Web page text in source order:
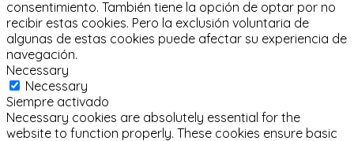
consentimiento. También tiene la opción de optar por no
recibir estas cookies. Pero la exclusión voluntaria de
algunas de estas cookies puede afectar su experiencia de
navegación.
Necessary
Necessary
Siempre activado
Necessary cookies are absolutely essential for the
website to function properly. These cookies ensure basic